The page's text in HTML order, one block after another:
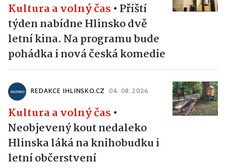
Kultura a volný čas • Příští
týden nabídne Hlinsko dvě
letní kina. Na programu bude
pohádka i nová česká komedie
REDAKCE IHLINSKO.CZ 04. 08. 2026
Kultura a volný čas •
Neobjevený kout nedaleko
Hlinska láká na knihobudku i
letní občerstvení